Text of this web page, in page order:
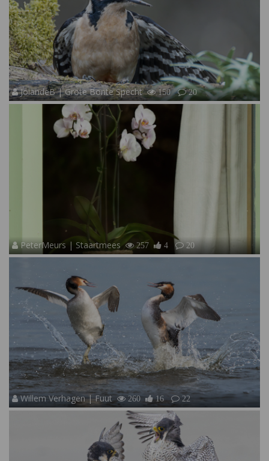
JolandeB | Grote Bonte Specht 150 20
PeterMeurs | Staartmees 257 4 20
Willem Verhagen | Fuut 260 16 22